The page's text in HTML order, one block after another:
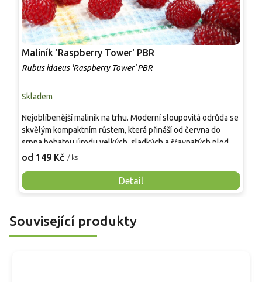
Maliník 'Raspberry Tower' PBR
Rubus idaeus 'Raspberry Tower' PBR
Skladem
od 149 Kč / ks
Detail
Nejoblíbenější maliník na trhu. Moderní sloupovitá odrůda se
skvělým kompaktním růstem, která přináší od června do
srpna bohatou úrodu velkých, sladkých a šťavnatých plodů.
Pevné vzpřímené výhony tvoří elegantní habitus bez
Mrazuvzdornost do −25 °C a spolehlivá vitalita z něj dělají
skvělou volbu pro každého pěstitele.
Související produkty